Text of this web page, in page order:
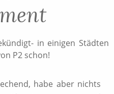
in einigen Städten
P2 schon!
habe aber nichts